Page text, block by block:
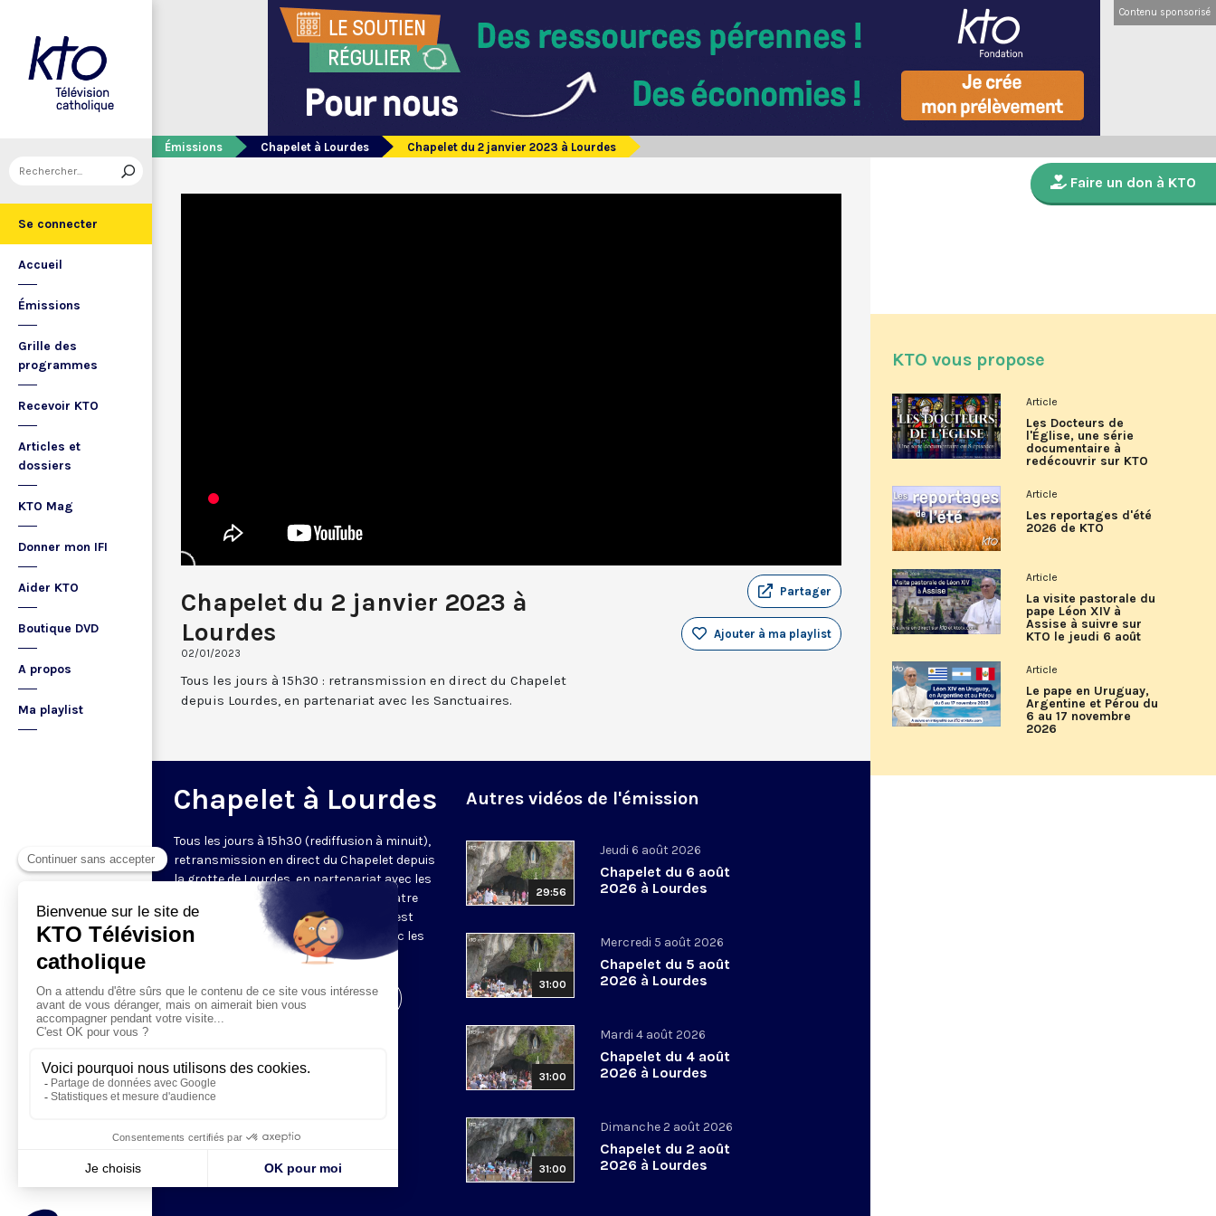
Se connecter
Accueil
Émissions
Grille des
programmes
Recevoir KTO
Articles et
dossiers
KTO Mag
Donner mon IFI
Aider KTO
Boutique DVD
A propos
Ma playlist
Contenu sponsorisé
Émissions Chapelet à Lourdes Chapelet du 2 janvier 2023 à Lourdes
Chapelet du 2 janvier 2023 à
Lourdes
02/01/2023
Partager
Ajouter à ma playlist
Tous les jours à 15h30 : retransmission en direct du Chapelet
depuis Lourdes, en partenariat avec les Sanctuaires.
Chapelet à Lourdes
Tous les jours à 15h30 (rediffusion à minuit),
retransmission en direct du Chapelet depuis
la grotte de Lourdes, en partenariat avec les
Sanctuaires. Chaque jour, l'une des quatre
méditations des mystères du Rosaire est
proposée en communion de prière avec les
Visiter la page de l'émission
Autres vidéos de l'émission
29:56
Jeudi 6 août 2026
Chapelet du 6 août
2026 à Lourdes
31:00
Mercredi 5 août 2026
Chapelet du 5 août
2026 à Lourdes
31:00
Mardi 4 août 2026
Chapelet du 4 août
2026 à Lourdes
31:00
Dimanche 2 août 2026
Chapelet du 2 août
2026 à Lourdes
Faire un don à KTO
KTO vous propose
Article
Les Docteurs de
l'Église, une série
documentaire à
redécouvrir sur KTO
Article
Les reportages d'été
2026 de KTO
Article
La visite pastorale du
pape Léon XIV à
Assise à suivre sur
KTO le jeudi 6 août
Article
Le pape en Uruguay,
Argentine et Pérou du
6 au 17 novembre
2026